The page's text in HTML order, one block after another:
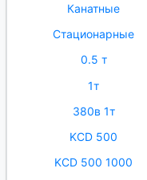
Канатные
Стационарные
0.5 т
1т
380в 1т
KCD 500
KCD 500 1000